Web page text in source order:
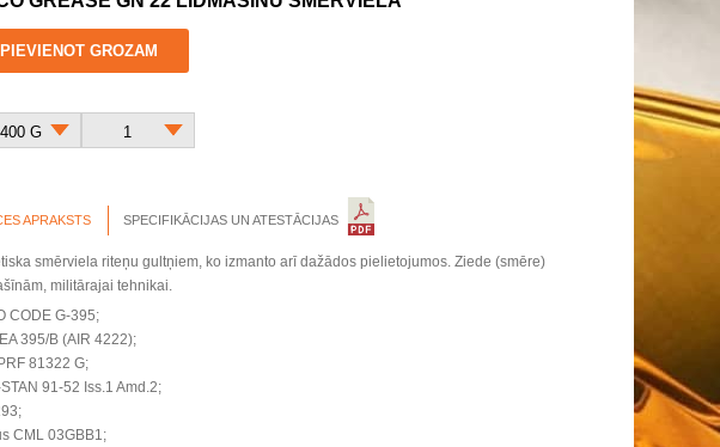
PIEVIENOT GROZAM
G 1
APRAKSTS SPECIFIKĀCIJAS UN ATESTĀCIJAS
smērviela riteņu gultņiem, ko izmanto arī dažādos pielietojumos. Ziede (smēre)
militārajai tehnikai.
CODE G-395;
395/B (AIR 4222);
81322 G;
91-52 Iss.1 Amd.2;
CML 03GBB1;